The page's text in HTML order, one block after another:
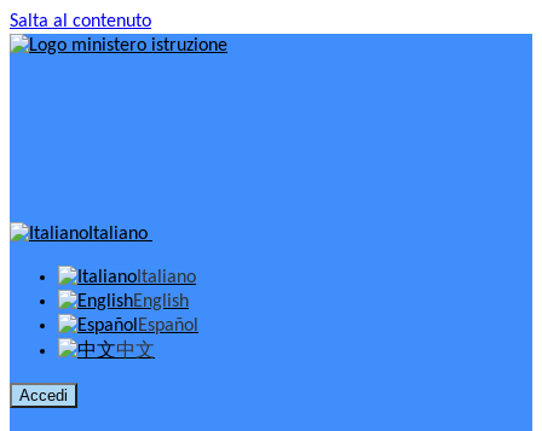
Salta al contenuto
Italiano
Italiano
English
Español
中文
Accedi